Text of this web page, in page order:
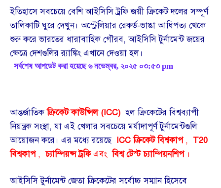
ইতিহাসে সবচেয়ে বেশি আইসিসি ট্রফি জয়ী ক্রিকেট দলের সম্পূর্ণ
তালিকাটি ঘুরে দেখুন। অস্ট্রেলিয়ার রেকর্ড-ভাঙা আধিপত্য থেকে
শুরু করে ভারতের ধারাবাহিক গৌরব, আইসিসি টুর্নামেন্ট জয়ের
ক্ষেত্রে দেশগুলির র‍্যাঙ্কিং এখানে দেওয়া হল।
পোস্ট
সর্বশেষ আপডেট করা হয়েছে ৬ নভেম্বর, ২০২৫ ০৩:৫৩ pm
আন্তর্জাতিকক্রিকেট কাউন্সিল (ICC) হল ক্রিকেটের বিশ্বব্যাপী
নিয়ন্ত্রক সংস্থা, যা এই খেলার সবচেয়ে মর্যাদাপূর্ণ টুর্নামেন্টগুলি
আয়োজন করে। এর মধ্যে রয়েছে ICC ক্রিকেট বিশ্বকাপ, T20
বিশ্বকাপ,চ্যাম্পিয়ন্স ট্রফিএবংবিশ্ব টেস্ট চ্যাম্পিয়নশিপ।
আইসিসি টুর্নামেন্ট জেতা ক্রিকেটের সর্বোচ্চ সম্মান হিসেবে